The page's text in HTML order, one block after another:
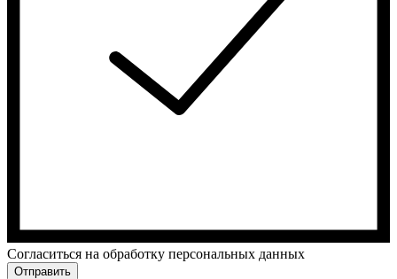
Cогласиться на обработку персональных данных
Отправить